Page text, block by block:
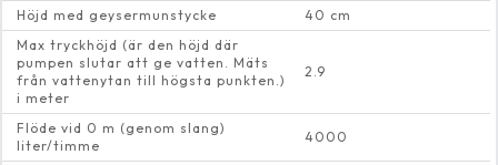
Höjd med geysermunstycke
40 cm
Max tryckhöjd (är den höjd där
pumpen slutar att ge vatten. Mäts
från vattenytan till högsta punkten.)
i meter
2.9
Flöde vid 0 m (genom slang)
liter/timme
4000